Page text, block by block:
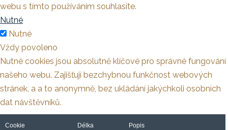
webu s tímto používáním souhlasíte.
Nutné
Nutné
Vždy povoleno
Nutné cookies jsou absolutně klíčové pro správné fungování
našeho webu. Zajišťují bezchybnou funkčnost webových
stránek, a a to anonymně, bez ukládání jakýchkoli osobních
dat návštěvníků.
Cookie Délka Popis